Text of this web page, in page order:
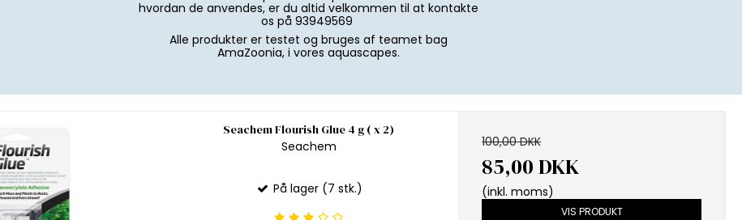
hvordan de anvendes, er du altid velkommen til at kontakte
os på 93949569
Alle produkter er testet og bruges af teamet bag
AmaZoonia, i vores aquascapes.
Seachem Flourish Glue 4 g ( x 2)
Seachem
På lager (7 stk.)
100,00 DKK
85,00 DKK
(inkl. moms)
VIS PRODUKT